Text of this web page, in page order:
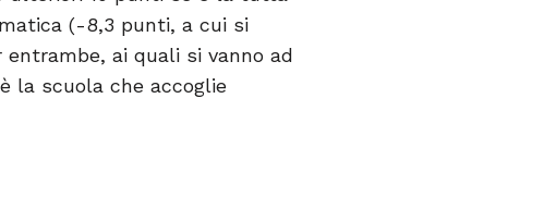
(-8,3 punti, a cui si
ai quali si vanno ad
la scuola che accoglie